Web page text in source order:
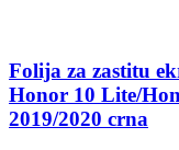
Folija za zastitu
Honor 10 Lite/
2019/2020 crna